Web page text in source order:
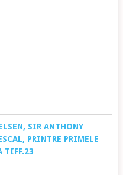
SIR ANTHONY
PRINTRE PRIMELE
TIFF.23